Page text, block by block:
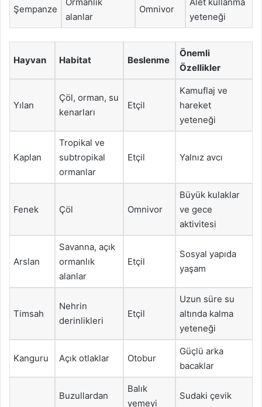
Şempanze
alanlar
Omnivor
yeteneği
Hayvan Habitat Beslenme
Önemli
Özellikler
Yılan
Çöl, orman, su
kenarları
Etçil
Kamuflaj ve
hareket
yeteneği
Kaplan
Tropikal ve
subtropikal
ormanlar
Etçil Yalnız avcı
Fenek Çöl Omnivor
Büyük kulaklar
ve gece
aktivitesi
Arslan
Savanna, açık
ormanlık
alanlar
Etçil
Sosyal yapıda
yaşam
Timsah
Nehrin
derinlikleri
Etçil
Uzun süre su
altında kalma
yeteneği
Kanguru Açık otlaklar Otobur
Güçlü arka
bacaklar
Buzullardan
Balık
yemeyi
Sudaki çevik